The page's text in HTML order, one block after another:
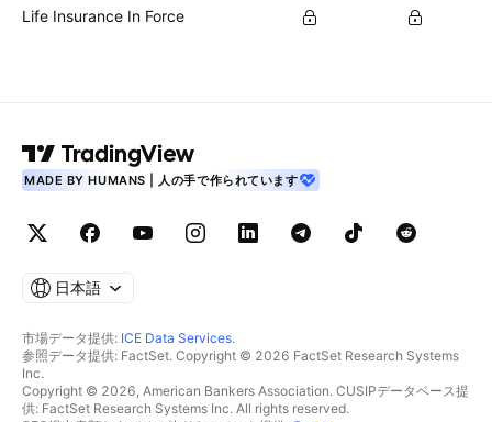
Life Insurance In Force
MADE BY HUMANS | 人の手で作られています
日本語
市場データ提供: ICE Data Services.
参照データ提供: FactSet. Copyright © 2026 FactSet Research Systems
Inc.
Copyright © 2026, American Bankers Association. CUSIPデータベース提
供: FactSet Research Systems Inc. All rights reserved.